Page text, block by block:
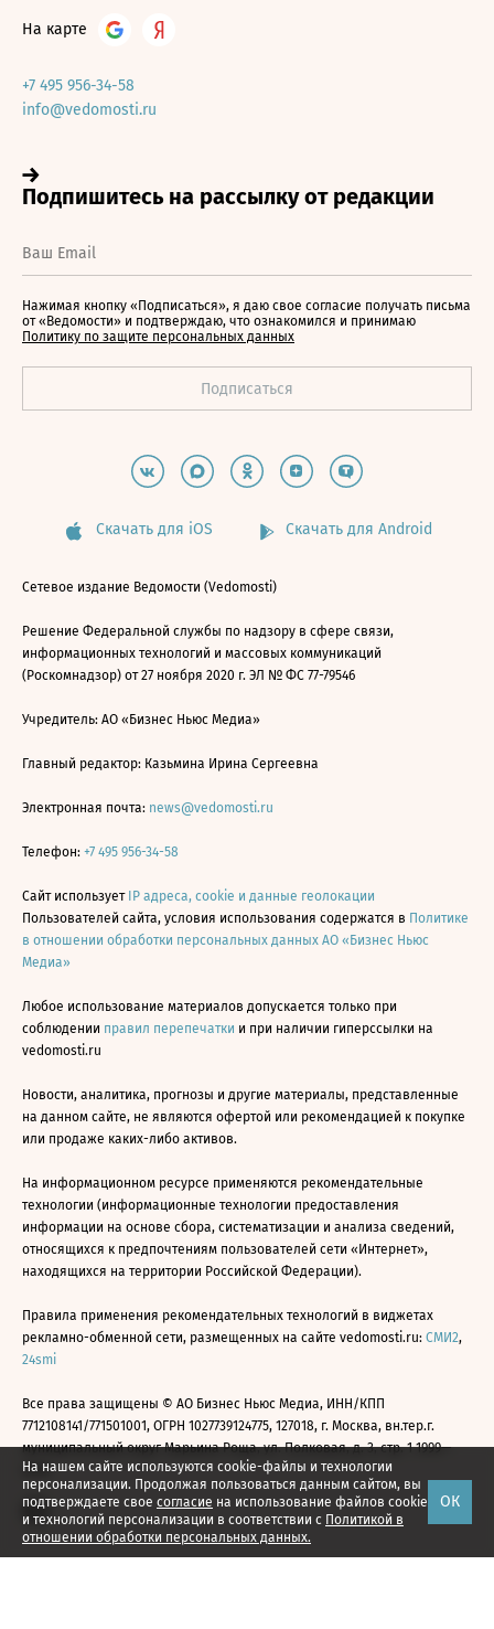
На нашем сайте используются cookie-файлы и технологии
персонализации. Продолжая пользоваться данным сайтом, вы
подтверждаете свое согласие на использование файлов cookie
и технологий персонализации в соответствии с Политикой в
отношении обработки персональных данных.
ОК
На карте
+7 495 956-34-58
info@vedomosti.ru
Нажимая кнопку «Подписаться», я даю свое согласие получать письма
от «Ведомости» и подтверждаю, что ознакомился и принимаю
Политику по защите персональных данных
Скачать для iOS Скачать для Android
Сетевое издание Ведомости (Vedomosti)
Решение Федеральной службы по надзору в сфере связи,
информационных технологий и массовых коммуникаций
(Роскомнадзор) от 27 ноября 2020 г. ЭЛ № ФС 77-79546
Учредитель: АО «Бизнес Ньюс Медиа»
Главный редактор: Казьмина Ирина Сергеевна
Электронная почта: news@vedomosti.ru
Телефон: +7 495 956-34-58
Сайт использует IP адреса, cookie и данные геолокации
Пользователей сайта, условия использования содержатся в Политике
в отношении обработки персональных данных АО «Бизнес Ньюс
Медиа»
Любое использование материалов допускается только при
соблюдении правил перепечатки и при наличии гиперссылки на
vedomosti.ru
Новости, аналитика, прогнозы и другие материалы, представленные
на данном сайте, не являются офертой или рекомендацией к покупке
или продаже каких-либо активов.
На информационном ресурсе применяются рекомендательные
технологии (информационные технологии предоставления
информации на основе сбора, систематизации и анализа сведений,
относящихся к предпочтениям пользователей сети «Интернет»,
находящихся на территории Российской Федерации).
Правила применения рекомендательных технологий в виджетах
рекламно-обменной сети, размещенных на сайте vedomosti.ru: СМИ2,
24smi
Все права защищены © АО Бизнес Ньюс Медиа, ИНН/КПП
7712108141/771501001, ОГРН 1027739124775, 127018, г. Москва, вн.тер.г.
муниципальный округ Марьина Роща, ул. Полковая, д. 3, стр. 1 1999—
2026